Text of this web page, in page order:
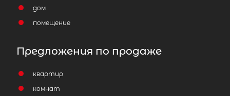
дом
помещение
Предложения по продаже
квартир
комнат